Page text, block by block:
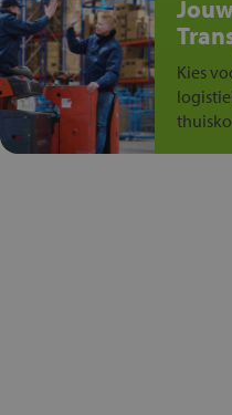
Kies